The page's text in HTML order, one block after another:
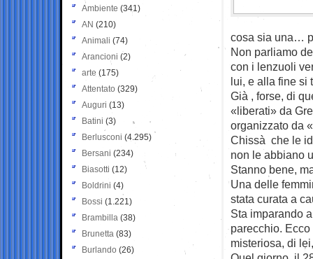
cosa sia una…
Non parliamo
con i lenzuoli
lui, e alla fine si
Già , forse, di
«liberati» da
organizzato da
Chissà che le
non le abbiano
Stanno bene,
Una delle
stata curata a
Sta imparando
parecchio.
misteriosa, di
Ambiente (341)
AN (210)
Animali (74)
Arancioni (2)
arte (175)
Attentato (329)
Auguri (13)
Batini (3)
Berlusconi (4.295)
Bersani (234)
Biasotti (12)
Boldrini (4)
Bossi (1.221)
Brambilla (38)
Brunetta (83)
Burlando (26)